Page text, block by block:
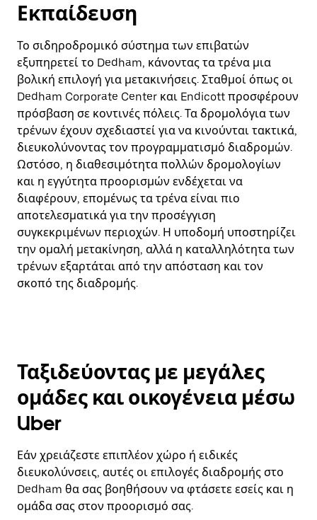
Εκπαίδευση
Το σιδηροδρομικό σύστημα των επιβατών
εξυπηρετεί το Dedham, κάνοντας τα τρένα μια
βολική επιλογή για μετακινήσεις. Σταθμοί όπως οι
Dedham Corporate Center και Endicott προσφέρουν
πρόσβαση σε κοντινές πόλεις. Τα δρομολόγια των
τρένων έχουν σχεδιαστεί για να κινούνται τακτικά,
διευκολύνοντας τον προγραμματισμό διαδρομών.
Ωστόσο, η διαθεσιμότητα πολλών δρομολογίων
και η εγγύτητα προορισμών ενδέχεται να
διαφέρουν, επομένως τα τρένα είναι πιο
αποτελεσματικά για την προσέγγιση
συγκεκριμένων περιοχών. Η υποδομή υποστηρίζει
την ομαλή μετακίνηση, αλλά η καταλληλότητα των
τρένων εξαρτάται από την απόσταση και τον
σκοπό της διαδρομής.
Ταξιδεύοντας με μεγάλες
ομάδες και οικογένεια μέσω
Uber
Εάν χρειάζεστε επιπλέον χώρο ή ειδικές
διευκολύνσεις, αυτές οι επιλογές διαδρομής στο
Dedham θα σας βοηθήσουν να φτάσετε εσείς και η
ομάδα σας στον προορισμό σας.